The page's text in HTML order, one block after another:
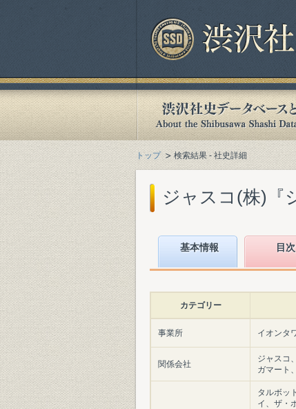
トップ 検索結果 - 社史詳細
ジャスコ(株)『
基本情報 目次
カテゴリー
事業所 イオンタ
関係会社
ジャスコ
ガマート
タルボッ
イ、ザ・